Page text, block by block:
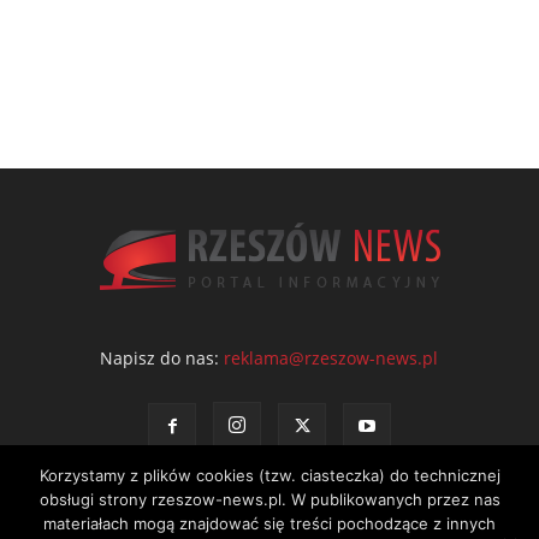
Napisz do nas: reklama@rzeszow-news.pl
Korzystamy z plików cookies (tzw. ciasteczka) do technicznej
obsługi strony rzeszow-news.pl. W publikowanych przez nas
materiałach mogą znajdować się treści pochodzące z innych